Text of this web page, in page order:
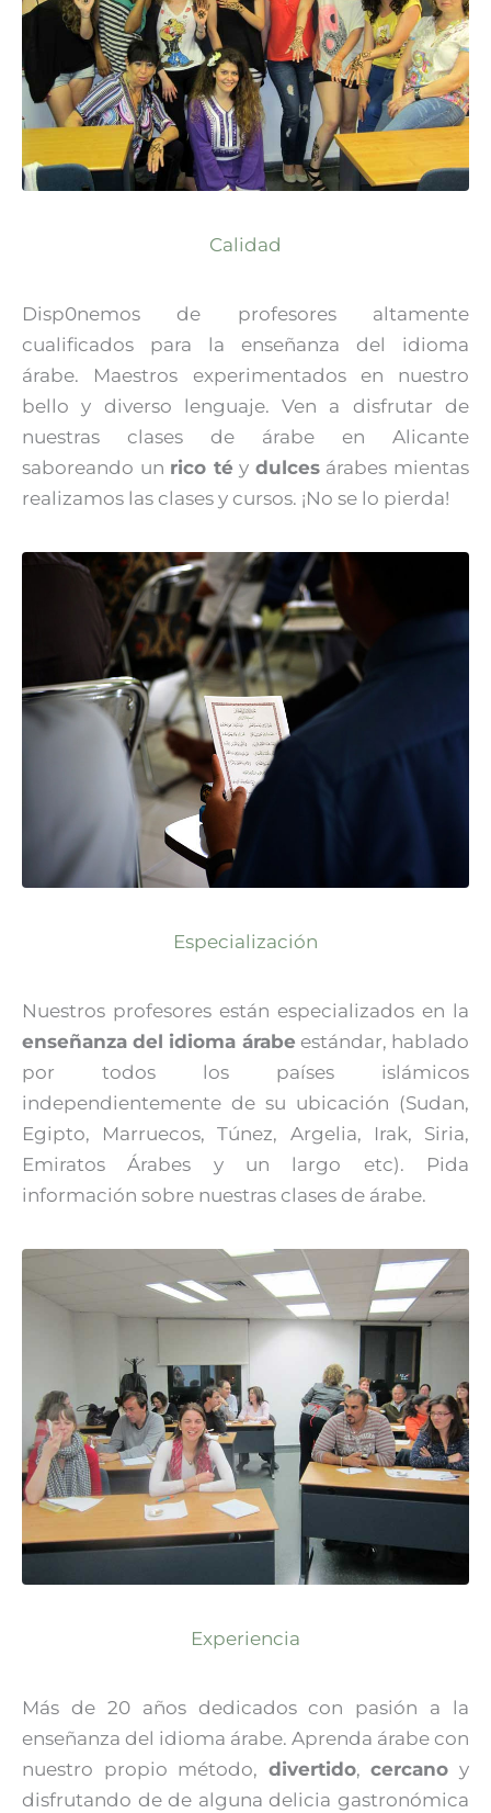
Calidad
Disp0nemos de profesores altamente
cualificados para la enseñanza del idioma
árabe. Maestros experimentados en nuestro
bello y diverso lenguaje. Ven a disfrutar de
nuestras clases de árabe en Alicante
saboreando un rico té y dulcesárabes mientas
realizamos las clases y cursos. ¡No se lo pierda!
Especialización
Nuestros profesores están especializados en la
enseñanza del idioma árabe estándar, hablado
por todos los países islámicos
independientemente de su ubicación (Sudan,
Egipto, Marruecos, Túnez, Argelia, Irak, Siria,
Emiratos Árabes y un largo etc). Pida
información sobre nuestras clases de árabe.
Experiencia
Más de 20 años dedicados con pasión a la
enseñanza del idioma árabe. Aprenda árabe con
nuestro propio método, divertido,cercano y
disfrutando de de alguna delicia gastronómica